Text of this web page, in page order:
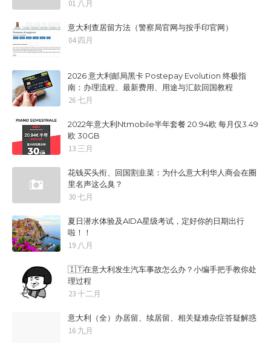
01 八月
意大利查居留方法（警察局官网与按手印官网）
04 四月
2026 意大利邮局黑卡 Postepay Evolution 终极指
南：办理流程、最新费用、用途与汇款回国教程
26 七月
2022年意大利Ntmobile半年套餐 20.94欧 每月仅3.49
欧 30GB
13 三月
花钱买头衔、回国割韭菜：为什么意大利华人商会在圈
里名声这么臭？
30 七月
夏日潜水体验及AIDA星级考试，定好你的日期出行
啦！！
19 八月
🇮🇹在意大利发生汽车事故怎么办？小编手把手教你处
理过程
23 十二月
意大利（全）办居留、续居留、相关疑难杂症答疑解惑
16 九月